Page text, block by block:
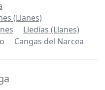
(Llanes)
Lledías (Llanes)
Cangas del Narcea